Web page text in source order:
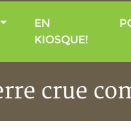
EN
KIOSQUE!
crue